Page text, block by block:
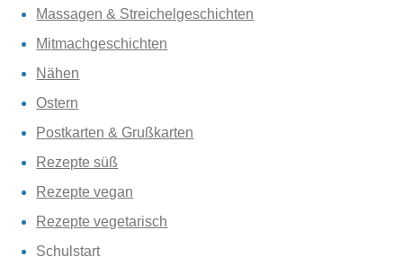
Massagen & Streichelgeschichten
Mitmachgeschichten
Nähen
Ostern
Postkarten & Grußkarten
Rezepte süß
Rezepte vegan
Rezepte vegetarisch
Schulstart